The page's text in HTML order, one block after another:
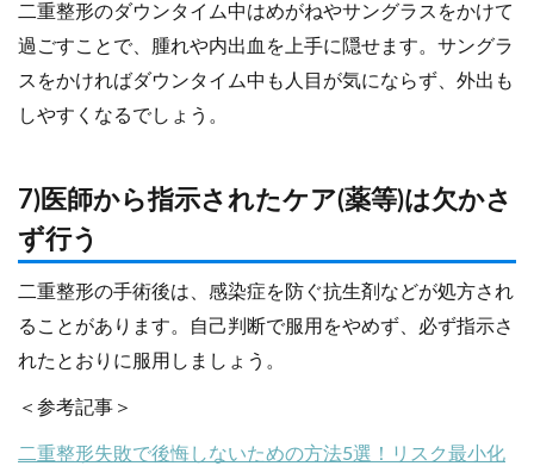
二重整形のダウンタイム中はめがねやサングラスをかけて
過ごすことで、腫れや内出血を上手に隠せます。サングラ
スをかければダウンタイム中も人目が気にならず、外出も
しやすくなるでしょう。
7)医師から指示されたケア(薬等)は欠かさ
ず行う
二重整形の手術後は、感染症を防ぐ抗生剤などが処方され
ることがあります。自己判断で服用をやめず、必ず指示さ
れたとおりに服用しましょう。
＜参考記事＞
二重整形失敗で後悔しないための方法5選！リスク最小化